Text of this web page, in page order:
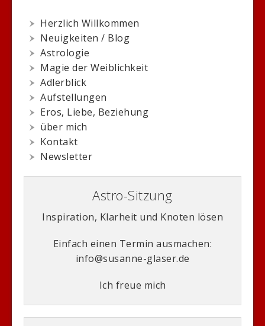
Herzlich Willkommen
Neuigkeiten / Blog
Astrologie
Magie der Weiblichkeit
Adlerblick
Aufstellungen
Eros, Liebe, Beziehung
über mich
Kontakt
Newsletter
Astro-Sitzung
Inspiration, Klarheit und Knoten lösen
Einfach einen Termin ausmachen:
info@susanne-glaser.de
Ich freue mich